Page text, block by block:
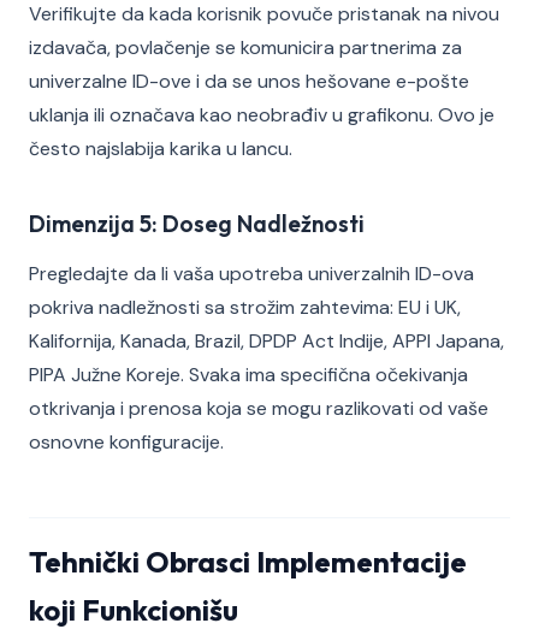
Verifikujte da kada korisnik povuče pristanak na nivou
izdavača, povlačenje se komunicira partnerima za
univerzalne ID-ove i da se unos hešovane e-pošte
uklanja ili označava kao neobrađiv u grafikonu. Ovo je
često najslabija karika u lancu.
Dimenzija 5: Doseg Nadležnosti
Pregledajte da li vaša upotreba univerzalnih ID-ova
pokriva nadležnosti sa strožim zahtevima: EU i UK,
Kalifornija, Kanada, Brazil, DPDP Act Indije, APPI Japana,
PIPA Južne Koreje. Svaka ima specifična očekivanja
otkrivanja i prenosa koja se mogu razlikovati od vaše
osnovne konfiguracije.
Tehnički Obrasci Implementacije
koji Funkcionišu